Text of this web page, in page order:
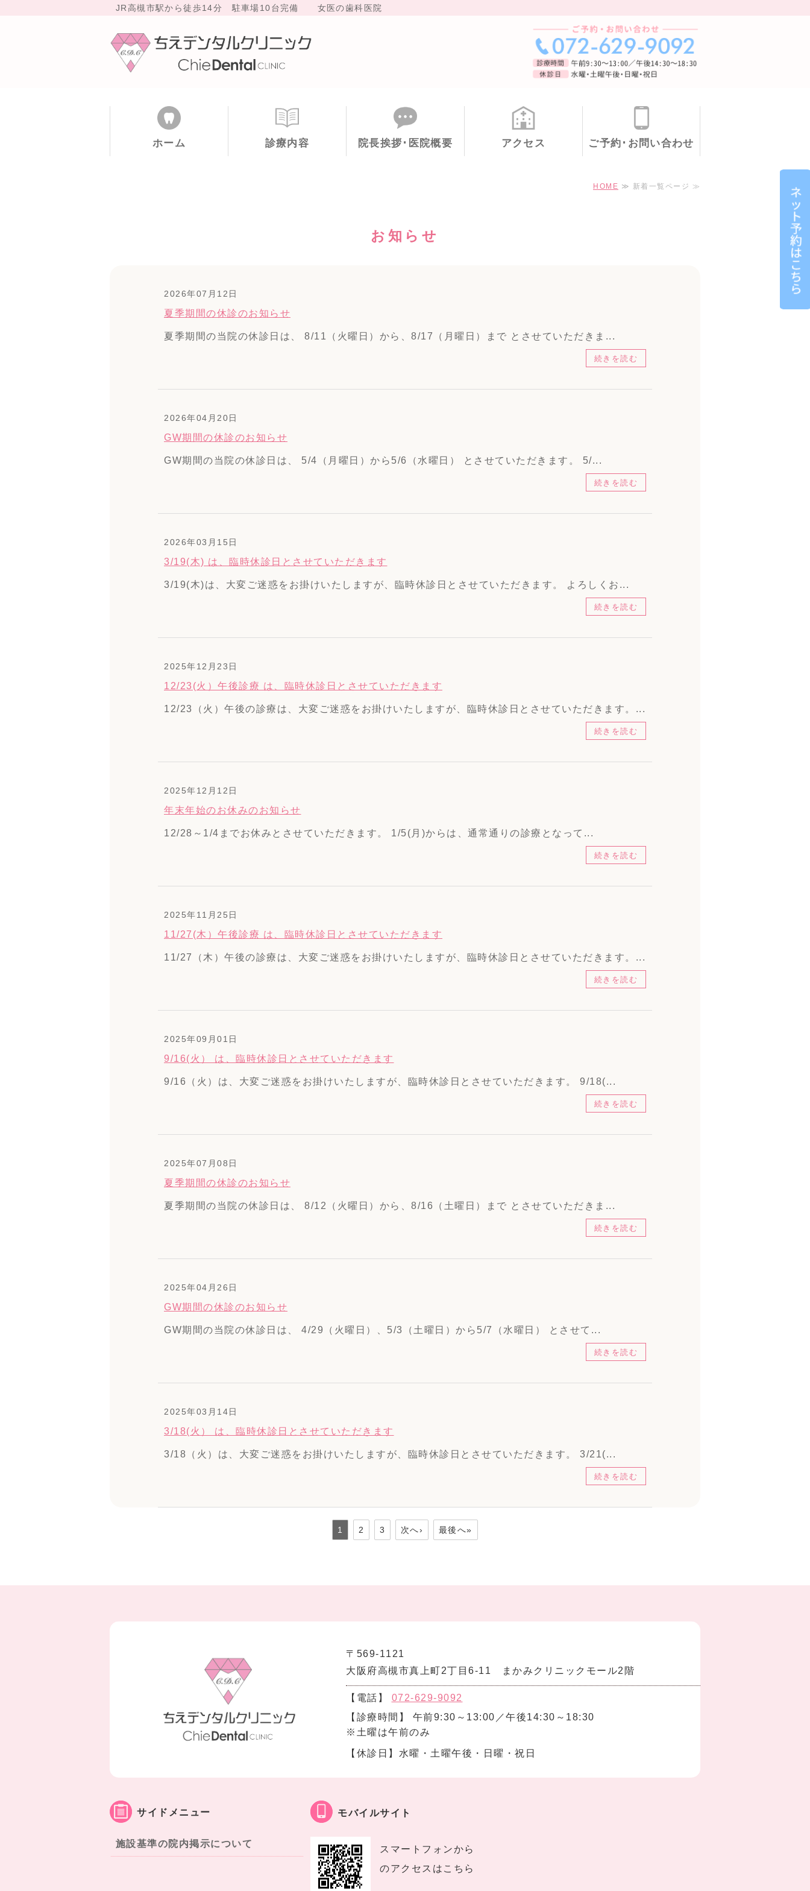
大阪府高槻市 ちえデンタルクリニック
JR高槻市駅から徒歩14分 駐車場10台完備 女医の歯科医院
ホーム 診療内容 院長挨拶･医院概要 アクセス ご予約･お問い合わせ
HOME ≫ 新着一覧ページ ≫
お知らせ
2026年07月12日
夏季期間の休診のお知らせ
夏季期間の当院の休診日は、 8/11（火曜日）から、8/17（月曜日）まで とさせていただきま...
続きを読む
2026年04月20日
GW期間の休診のお知らせ
GW期間の当院の休診日は、 5/4（月曜日）から5/6（水曜日） とさせていただきます。 5/...
続きを読む
2026年03月15日
3/19(木) は、臨時休診日とさせていただきます
3/19(木)は、大変ご迷惑をお掛けいたしますが、臨時休診日とさせていただきます。 よろしくお...
続きを読む
2025年12月23日
12/23(火）午後診療 は、臨時休診日とさせていただきます
12/23（火）午後の診療は、大変ご迷惑をお掛けいたしますが、臨時休診日とさせていただきます。...
続きを読む
2025年12月12日
年末年始のお休みのお知らせ
12/28～1/4までお休みとさせていただきます。 1/5(月)からは、通常通りの診療となって...
続きを読む
2025年11月25日
11/27(木）午後診療 は、臨時休診日とさせていただきます
11/27（木）午後の診療は、大変ご迷惑をお掛けいたしますが、臨時休診日とさせていただきます。...
続きを読む
2025年09月01日
9/16(火） は、臨時休診日とさせていただきます
9/16（火）は、大変ご迷惑をお掛けいたしますが、臨時休診日とさせていただきます。 9/18(...
続きを読む
2025年07月08日
夏季期間の休診のお知らせ
夏季期間の当院の休診日は、 8/12（火曜日）から、8/16（土曜日）まで とさせていただきま...
続きを読む
2025年04月26日
GW期間の休診のお知らせ
GW期間の当院の休診日は、 4/29（火曜日）、5/3（土曜日）から5/7（水曜日） とさせて...
続きを読む
2025年03月14日
3/18(火） は、臨時休診日とさせていただきます
3/18（火）は、大変ご迷惑をお掛けいたしますが、臨時休診日とさせていただきます。 3/21(...
続きを読む
1 2 3 次へ› 最後へ»
〒569-1121
大阪府高槻市真上町2丁目6-11 まかみクリニックモール2階
【電話】 072-629-9092
【診療時間】 午前9:30～13:00／午後14:30～18:30
※土曜は午前のみ
【休診日】水曜・土曜午後・日曜・祝日
サイドメニュー
施設基準の院内掲示について
モバイルサイト
スマートフォンから
のアクセスはこちら